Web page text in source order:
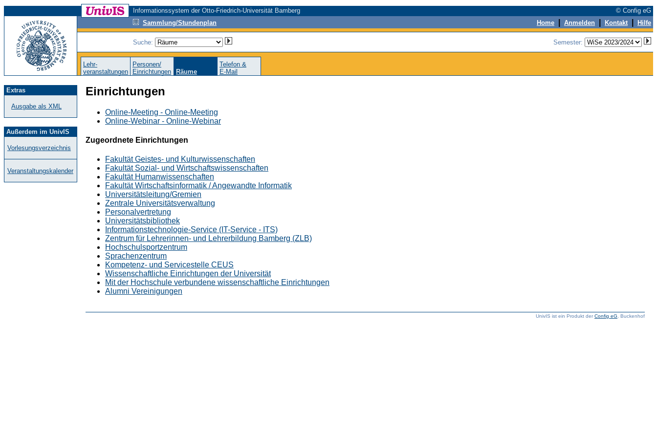
Informationssystem der Otto-Friedrich-Universität Bamberg
© Config eG
Sammlung/Stundenplan
Home Anmelden Kontakt Hilfe
Suche: Semester:
Lehr-
veranstaltungen
Personen/
Einrichtungen
Räume
Telefon &
E-Mail
Extras
Ausgabe als XML
Außerdem im UnivIS
Vorlesungsverzeichnis
Veranstaltungskalender
Einrichtungen
Online-Meeting - Online-Meeting
Online-Webinar - Online-Webinar
Zugeordnete Einrichtungen
Fakultät Geistes- und Kulturwissenschaften
Fakultät Sozial- und Wirtschaftswissenschaften
Fakultät Humanwissenschaften
Fakultät Wirtschaftsinformatik / Angewandte Informatik
Universitätsleitung/Gremien
Zentrale Universitätsverwaltung
Personalvertretung
Universitätsbibliothek
Informationstechnologie-Service (IT-Service - ITS)
Zentrum für Lehrerinnen- und Lehrerbildung Bamberg (ZLB)
Hochschulsportzentrum
Sprachenzentrum
Kompetenz- und Servicestelle CEUS
Wissenschaftliche Einrichtungen der Universität
Mit der Hochschule verbundene wissenschaftliche Einrichtungen
Alumni Vereinigungen
UnivIS ist ein Produkt derConfig eG , Buckenhof